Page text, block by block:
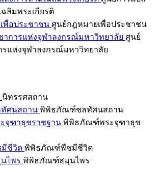
ลิมพระเกียรติ
พื่อประชาชน ศูนย์กฎหมายเพื่อประชาชน
าการแห่งจุฬาลงกรณ์มหาวิทยาลัย ศูนย์
รแห่งจุฬาลงกรณ์มหาวิทยาลัย
นิทรรศสถาน
ศนสถาน พิพิธภัณฑ์ชลทัศนสถาน
ฑาธุชราชฐาน พิพิธภัณฑ์พระจุฑาธุช
ชีวิต พิพิธภัณฑ์พืชมีชีวิต
ไพร พิพิธภัณฑ์สมุนไพร